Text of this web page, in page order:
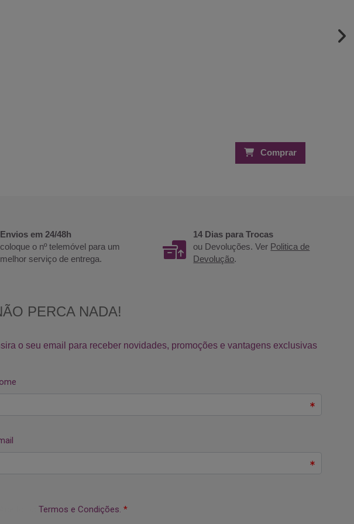
Comprar
Envios em 24/48h
coloque o nº telemóvel para um
melhor serviço de entrega.
14 Dias para Trocas
ou Devoluções. Ver Politica de
Devolução.